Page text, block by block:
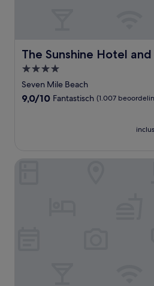
The Sunshine Hotel and
The Sunshine Hotel and Suites
4.0-
sterrenaccommodatie
Seven Mile Beach
9.0
9,0/10 Fantastisch (1.007